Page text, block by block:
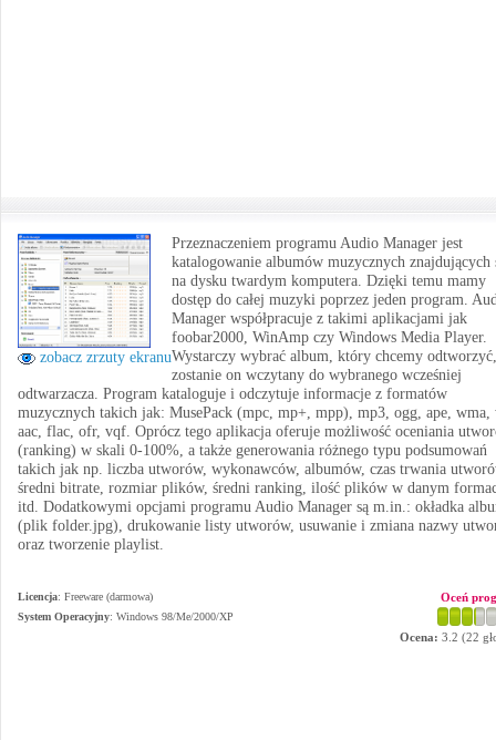
zobacz zrzuty ekranu
Przeznaczeniem programu Audio Manager jest
katalogowanie albumów muzycznych znajdujących
na dysku twardym komputera. Dzięki temu mamy
dostęp do całej muzyki poprzez jeden program.
Manager współpracuje z takimi aplikacjami jak
foobar2000, WinAmp czy Windows Media Player.
Wystarczy wybrać album, który chcemy
zostanie on wczytany do wybranego wcześniej
odtwarzacza. Program kataloguje i odczytuje informacje z formatów
muzycznych takich jak: MusePack (mpc, mp+, mpp), mp3, ogg, ape, wma,
aac, flac, ofr, vqf. Oprócz tego aplikacja oferuje możliwość oceniania
(ranking) w skali 0-100%, a także generowania różnego typu podsumowań
takich jak np. liczba utworów, wykonawców, albumów, czas trwania
średni bitrate, rozmiar plików, średni ranking, ilość plików w danym
itd. Dodatkowymi opcjami programu Audio Manager są m.in.: okładka
(plik folder.jpg), drukowanie listy utworów, usuwanie i zmiana nazwy
oraz tworzenie playlist.
Licencja: Freeware (darmowa)
System Operacyjny: Windows 98/Me/2000/XP
Oceń
Ocena: 3.2 (22